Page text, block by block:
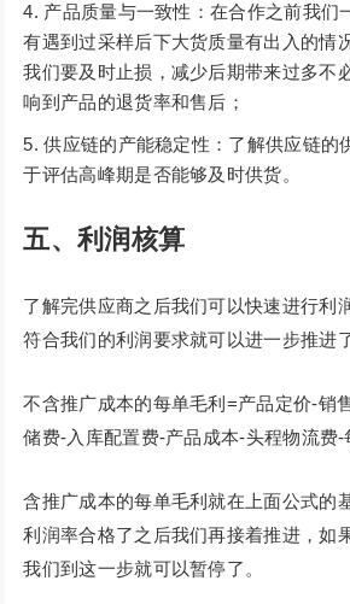
产品质量与一致性：在合作之前我们
有遇到过采样后下大货质量有出入的情
我们要及时止损，减少后期带来过多不
响到产品的退货率和售后；
供应链的产能稳定性：了解供应链的
于评估高峰期是否能够及时供货。
五、利润核算
了解完供应商之后我们可以快速进行利
符合我们的利润要求就可以进一步推进
不含推广成本的每单毛利=产品定价-销
储费-入库配置费-产品成本-头程物流费-
含推广成本的每单毛利就在上面公式的
利润率合格了之后我们再接着推进，如
我们到这一步就可以暂停了。